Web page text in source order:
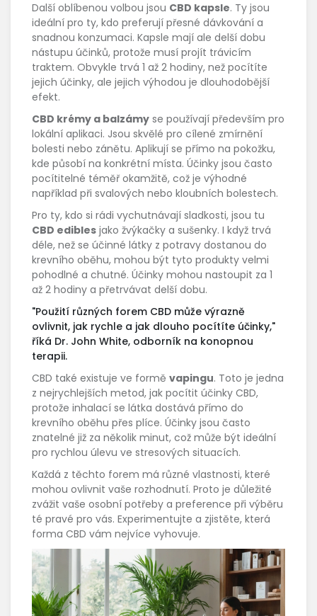
Další oblíbenou volbou jsou CBD kapsle. Ty jsou
ideální pro ty, kdo preferují přesné dávkování a
snadnou konzumaci. Kapsle mají ale delší dobu
nástupu účinků, protože musí projít trávicím
traktem. Obvykle trvá 1 až 2 hodiny, než pocítíte
jejich účinky, ale jejich výhodou je dlouhodobější
efekt.
CBD krémy a balzámy se používají především pro
lokální aplikaci. Jsou skvělé pro cílené zmírnění
bolesti nebo zánětu. Aplikují se přímo na pokožku,
kde působí na konkrétní místa. Účinky jsou často
pocítitelné téměř okamžitě, což je výhodné
například při svalových nebo kloubních bolestech.
Pro ty, kdo si rádi vychutnávají sladkosti, jsou tu
CBD edibles jako žvýkačky a sušenky. I když trvá
déle, než se účinné látky z potravy dostanou do
krevního oběhu, mohou být tyto produkty velmi
pohodlné a chutné. Účinky mohou nastoupit za 1
až 2 hodiny a přetrvávat delší dobu.
"Použití různých forem CBD může výrazně
ovlivnit, jak rychle a jak dlouho pocítíte účinky,"
říká Dr. John White, odborník na konopnou
terapii.
CBD také existuje ve formě vapingu. Toto je jedna
z nejrychlejších metod, jak pocítit účinky CBD,
protože inhalací se látka dostává přímo do
krevního oběhu přes plíce. Účinky jsou často
znatelné již za několik minut, což může být ideální
pro rychlou úlevu ve stresových situacích.
Každá z těchto forem má různé vlastnosti, které
mohou ovlivnit vaše rozhodnutí. Proto je důležité
zvážit vaše osobní potřeby a preference při výběru
té pravé pro vás. Experimentujte a zjistěte, která
forma CBD vám nejvíce vyhovuje.